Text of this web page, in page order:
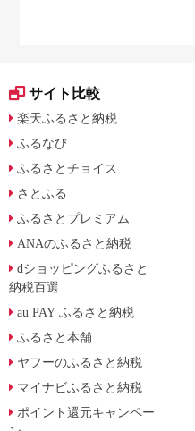
サイト比較
楽天ふるさと納税
ふるなび
ふるさとチョイス
さとふる
ふるさとプレミアム
ANAのふるさと納税
dショッピングふるさと
納税百選
au PAY ふるさと納税
ふるさと本舗
ヤフーのふるさと納税
マイナビふるさと納税
ポイント還元キャンペー